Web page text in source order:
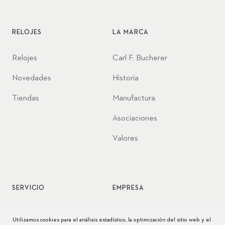
RELOJES
Relojes
Novedades
Tiendas
LA MARCA
Carl F. Bucherer
Historia
Manufactura
Asociaciones
Valores
SERVICIO EMPRESA
Utilizamos cookies para el análisis estadístico, la optimización del sitio web y el